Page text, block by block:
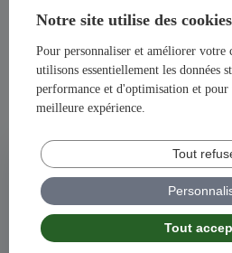
Notre site utilise des cookies
Pour personnaliser et améliorer
utilisons essentiellement les données
performance et d'optimisation et pour
meilleure expérience.
Tout
Tout
illiCO travaux vous offre
acteur majeur dans un secteur
expansion !
Ensemble, construisons votre
illiCO travaux !
Postuler à l'offre
Directeur d’agence
secteur Bailleul (59)